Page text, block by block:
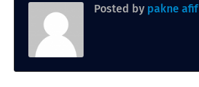
Posted by pakne afif